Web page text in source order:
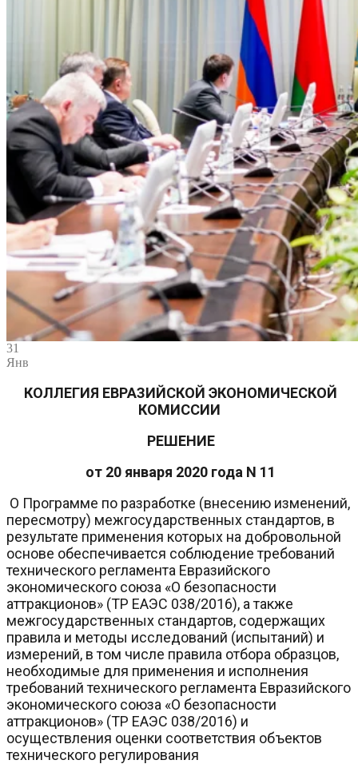
31
Янв
КОЛЛЕГИЯ ЕВРАЗИЙСКОЙ ЭКОНОМИЧЕСКОЙ
КОМИССИИ
РЕШЕНИЕ
от 20 января 2020 года N 11
О Программе по разработке (внесению изменений,
пересмотру) межгосударственных стандартов, в
результате применения которых на добровольной
основе обеспечивается соблюдение требований
технического регламента Евразийского
экономического союза «О безопасности
аттракционов» (ТР ЕАЭС 038/2016), а также
межгосударственных стандартов, содержащих
правила и методы исследований (испытаний) и
измерений, в том числе правила отбора образцов,
необходимые для применения и исполнения
требований технического регламента Евразийского
экономического союза «О безопасности
аттракционов» (ТР ЕАЭС 038/2016) и
осуществления оценки соответствия объектов
технического регулирования